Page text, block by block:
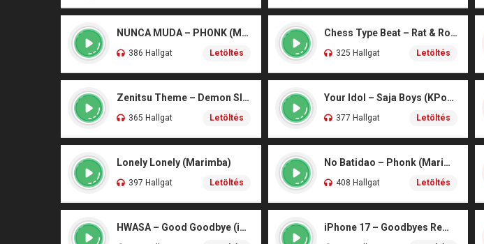
NUNCA MUDA – PHONK (Marimba)
386 Hallgat Letöltés
Chess Type Beat – Rat & Roblox Dance (iPhone)
325 Hallgat Letöltés
Zenitsu Theme – Demon Slayer (Marimba)
365 Hallgat Letöltés
Your Idol – Saja Boys (KPop Demon Hunters iPhone)
377 Hallgat Letöltés
Lonely Lonely (Marimba)
397 Hallgat Letöltés
No Batidao – Phonk (Marimba)
408 Hallgat Letöltés
HWASA – Good Goodbye (iPhone) iPhone 17 – Goodbyes Remix